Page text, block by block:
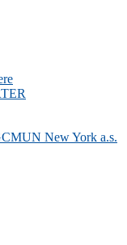
New York a.s.